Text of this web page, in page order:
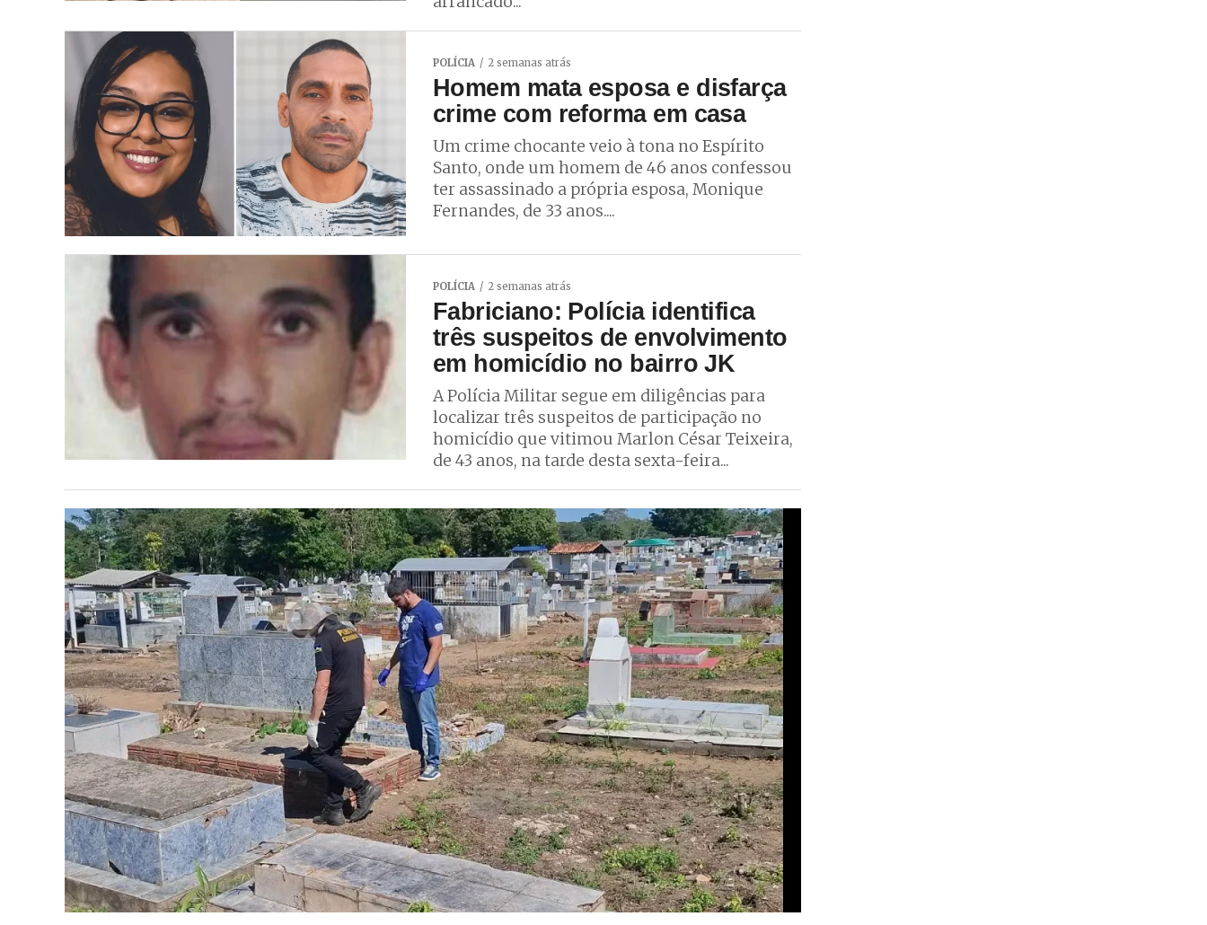
POLÍCIA 2 semanas atrás
Homem mata esposa e disfarça
crime com reforma em casa
Um crime chocante veio à tona no Espírito
Santo, onde um homem de 46 anos confessou
ter assassinado a própria esposa, Monique
Fernandes, de 33 anos....
POLÍCIA 2 semanas atrás
Fabriciano: Polícia identifica
três suspeitos de envolvimento
em homicídio no bairro JK
A Polícia Militar segue em diligências para
localizar três suspeitos de participação no
homicídio que vitimou Marlon César Teixeira,
de 43 anos, na tarde desta sexta-feira...